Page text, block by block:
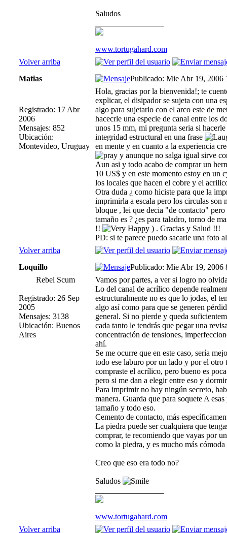
Saludos
www.tortugahard.com
Volver arriba
Matias
Publicado: Mie Abr 19, 2006
Registrado: 17 Abr
2006
Mensajes: 852
Ubicación:
Montevideo, Uruguay
Hola, gracias por la bienvenida!; te
explicar, el disipador se sujeta con una
algo para sujetarlo con el arco este de
hacecrle una especie de canal entre los
unos 15 mm, mi pregunta seria si
integridad estructural en una frase
en mente y en cuanto a la experiencia
y anunque no salga igual sirve
Aun asi y todo acabo de comprar un
10 US$ y en este momento estoy en un
los locales que hacen el cobre y el
Otra duda ¿ como hiciste para que la
imprimirla a escala pero los circulas son
bloque , lei que decia "de contacto" pero
tamaño es ? ¿es para taladro, torno de
!!
) . Gracias y Salud !!!
PD: si te parece puedo sacarle una foto
Volver arriba
Loquillo
Publicado: Mie Abr 19, 2006
Rebel Scum
Registrado: 26 Sep
2005
Mensajes: 3138
Ubicación: Buenos
Aires
Vamos por partes, a ver si logro no
Lo del canal de acrílico depende
estructuralmente no es que lo jodas, el
algo así como para que se generen
general. Si no pierde y queda
cada tanto le tendrás que pegar una
concentración de tensiones,
ahí.
Se me ocurre que en este caso, sería
todo ese laburo por un lado y por el otro
compraste el acrílico, pero bueno es
pero si me dan a elegir entre eso y
Para imprimir no hay ningún secreto,
manera. Guarda que para soquete A
tamaño y todo eso.
Cemento de contacto, más
La piedra puede ser cualquiera que
comprar, te recomiendo que vayas por
como la piedra, y es mucho más
Creo que eso era todo no?
Saludos
www.tortugahard.com
Volver arriba